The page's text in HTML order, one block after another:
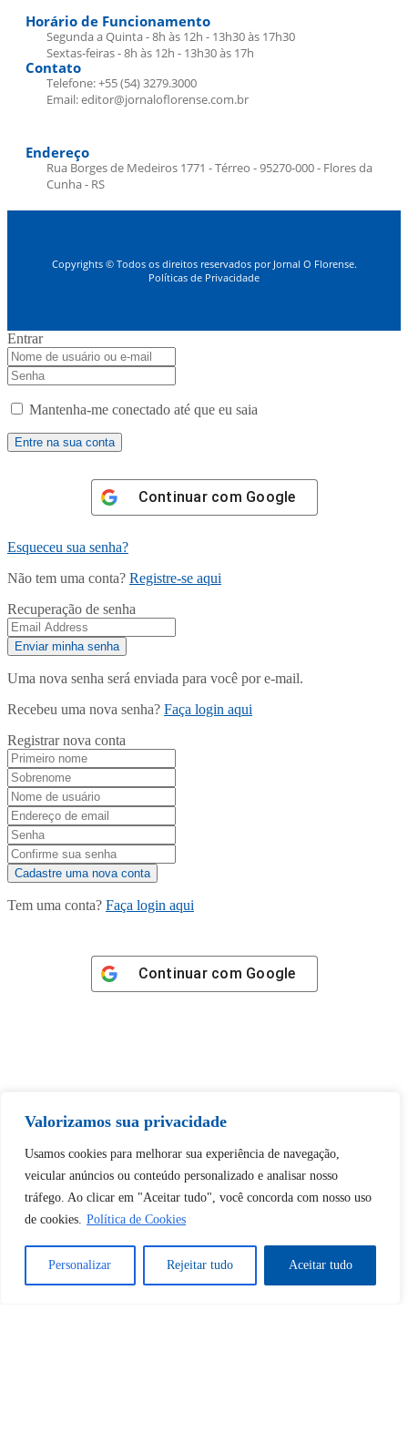
Valorizamos sua privacidade
Usamos cookies para melhorar sua experiência de navegação,
veicular anúncios ou conteúdo personalizado e analisar nosso
tráfego. Ao clicar em "Aceitar tudo", você concorda com nosso uso
de cookies. Política de Cookies
Personalizar Rejeitar tudo Aceitar tudo
Horário de Funcionamento
Segunda a Quinta - 8h às 12h - 13h30 às 17h30
Sextas-feiras - 8h às 12h - 13h30 às 17h
Contato
Telefone: +55 (54) 3279.3000
Email: editor@jornaloflorense.com.br
Endereço
Rua Borges de Medeiros 1771 - Térreo - 95270-000 - Flores da
Cunha - RS
Copyrights © Todos os direitos reservados por Jornal O Florense.
Políticas de Privacidade
Entrar
Mantenha-me conectado até que eu saia
Continuar com Google
Esqueceu sua senha?
Não tem uma conta? Registre-se aqui
Recuperação de senha
Uma nova senha será enviada para você por e-mail.
Recebeu uma nova senha? Faça login aqui
Registrar nova conta
Tem uma conta? Faça login aqui
Continuar com Google
desbloquear esta publicação?
Desbloquear esquerda : 0
Sim